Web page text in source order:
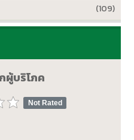
(109)
ผู้บริโภค
Not Rated